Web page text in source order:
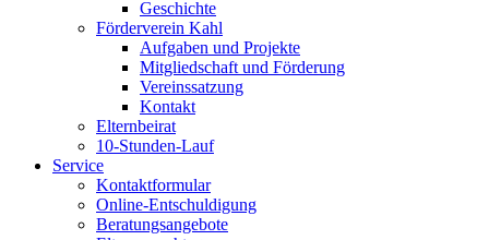
Geschichte
Förderverein Kahl
Aufgaben und Projekte
Mitgliedschaft und Förderung
Vereinssatzung
Kontakt
Elternbeirat
10-Stunden-Lauf
Service
Kontaktformular
Online-Entschuldigung
Beratungsangebote